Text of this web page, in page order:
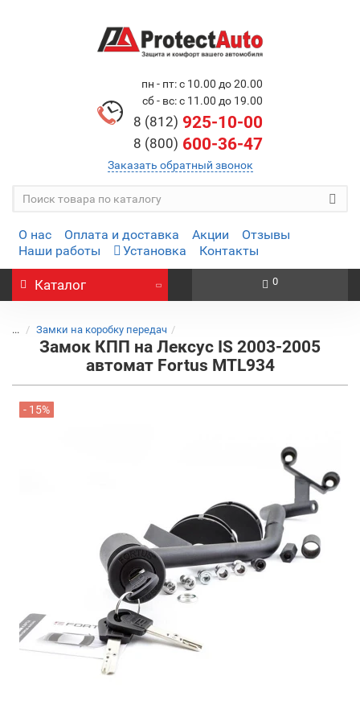
пн - пт: с 10.00 до 20.00
сб - вс: с 11.00 до 19.00
8 (812) 925-10-00
8 (800) 600-36-47
Заказать обратный звонок
О нас Оплата и доставка Акции
Отзывы
Наши работы
Установка Контакты
Каталог 0
... Замки на коробку передач
Замок КПП на Лексус IS 2003-2005
автомат Fortus MTL934
- 15%